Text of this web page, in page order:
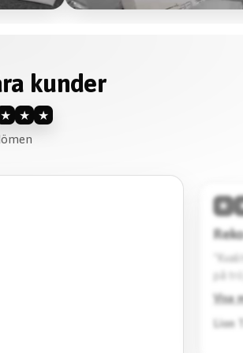
kunder
★ ★ ★
Också en bra tid att vänta
★
Hög
Visa